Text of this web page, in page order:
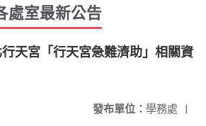
處室最新公告
天宮「行天宮急難濟助」相關資
發布單位： 學務處 |